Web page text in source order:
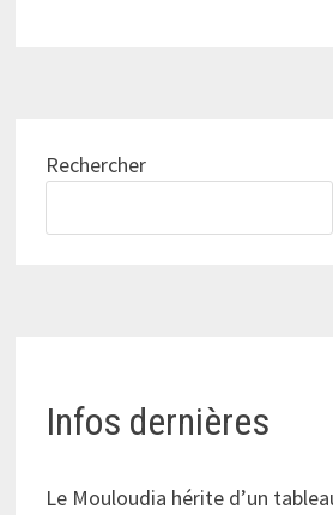
Rechercher
Infos dernières
Le Mouloudia hérite d’un